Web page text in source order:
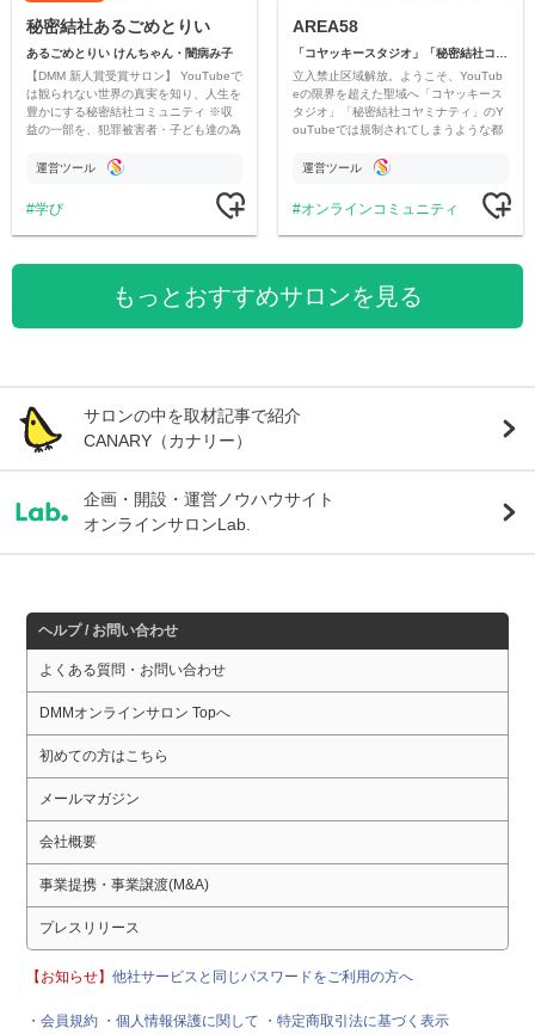
秘密結社あるごめとりい
あるごめとりい けんちゃん・闇病み子
【DMM 新人賞受賞サロン】 YouTubeで
は観られない世界の真実を知り、人生を
豊かにする秘密結社コミュニティ ※収
益の一部を、犯罪被害者・子ども達の為
す運営ツール
学び
AREA58
立入禁止区域解放。ようこそ、YouTub
eの限界を超えた聖域へ「コヤッキース
タジオ」「秘密結社コヤミナティ」のY
ouTubeでは規制されてしまうような都
公開。
運営ツール
オンラインコミュニティ
もっとおすすめサロンを見る
サロンの中を取材記事で紹介
CANARY（カナリー）
企画・開設・運営ノウハウサイト
オンラインサロンLab.
ヘルプ / お問い合わせ
よくある質問・お問い合わせ
DMMオンラインサロン Topへ
初めての方はこちら
メールマガジン
会社概要
事業提携・事業譲渡(M&A)
プレスリリース
【お知らせ】他社サービスと同じパスワードをご利用の方へ
・会員規約 ・個人情報保護に関して ・特定商取引法に基づく表示